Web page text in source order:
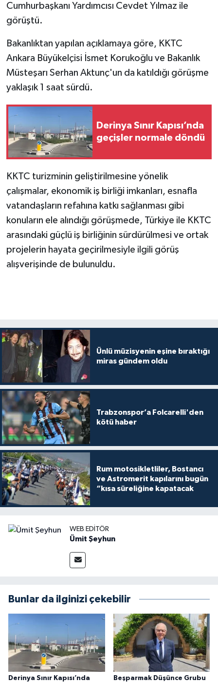
Cumhurbaşkanı Yardımcısı Cevdet Yılmaz ile
görüştü.
Bakanlıktan yapılan açıklamaya göre, KKTC
Ankara Büyükelçisi İsmet Korukoğlu ve Bakanlık
Müsteşarı Serhan Aktunç'un da katıldığı görüşme
yaklaşık 1 saat sürdü.
Derinya Sınır Kapısı’nda
geçişler normale döndü
KKTC turizminin geliştirilmesine yönelik
çalışmalar, ekonomik iş birliği imkanları, esnafla
vatandaşların refahına katkı sağlanması gibi
konuların ele alındığı görüşmede, Türkiye ile KKTC
arasındaki güçlü iş birliğinin sürdürülmesi ve ortak
projelerin hayata geçirilmesiyle ilgili görüş
alışverişinde de bulunuldu.
Ünlü müzisyenin eşine bıraktığı
miras gündem oldu
Trabzonspor’a Folcarelli'den
kötü haber
Rum motosikletliler, Bostancı
ve Astromerit kapılarını bugün
“kısa süreliğine kapatacak
WEB EDITÖR
Ümit Şeyhun
Bunlar da ilginizi çekebilir
Derinya Sınır Kapısı’nda
Beşparmak Düşünce Grubu